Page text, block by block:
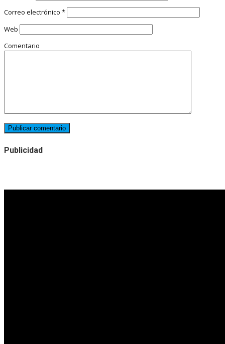
Correo electrónico *
Web
Comentario
Publicidad